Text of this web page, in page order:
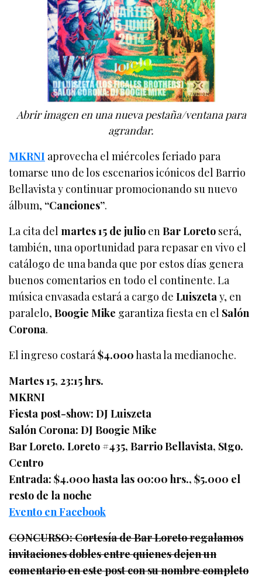
Abrir imagen en una nueva pestaña/ventana para
agrandar.
MKRNI aprovecha el miércoles feriado para
tomarse uno de los escenarios icónicos del Barrio
Bellavista y continuar promocionando su nuevo
álbum, “Canciones”.
La cita del martes 15 de julio enBar Loreto será,
también, una oportunidad para repasar en vivo el
catálogo de una banda que por estos días genera
buenos comentarios en todo el continente. La
música envasada estará a cargo deLuiszetay, en
paralelo,Boogie Mike garantiza fiesta en el Salón
Corona.
El ingreso costará$4.000hasta la medianoche.
Martes 15, 23:15 hrs.
MKRNI
Fiesta post-show: DJ Luiszeta
Salón Corona: DJ Boogie Mike
Bar Loreto. Loreto #435, Barrio Bellavista, Stgo.
Centro
Entrada: $4.000 hasta las 00:00 hrs., $5.000 el
resto de la noche
Evento en Facebook
CONCURSO: Cortesía de Bar Loreto regalamos
invitaciones dobles entre quienes dejen un
comentario en este post con su nombre completo